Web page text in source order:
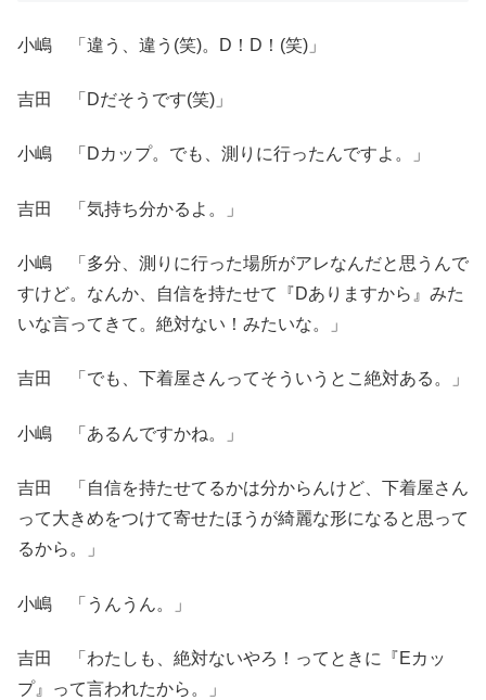
小嶋 「違う、違う(笑)。D！D！(笑)」
吉田 「Dだそうです(笑)」
小嶋 「Dカップ。でも、測りに行ったんですよ。」
吉田 「気持ち分かるよ。」
小嶋 「多分、測りに行った場所がアレなんだと思うんで
すけど。なんか、自信を持たせて『Dありますから』みた
いな言ってきて。絶対ない！みたいな。」
吉田 「でも、下着屋さんってそういうとこ絶対ある。」
小嶋 「あるんですかね。」
吉田 「自信を持たせてるかは分からんけど、下着屋さん
って大きめをつけて寄せたほうが綺麗な形になると思って
るから。」
小嶋 「うんうん。」
吉田 「わたしも、絶対ないやろ！ってときに『Eカッ
プ』って言われたから。」